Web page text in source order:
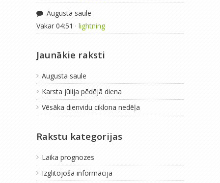
Augusta saule
Vakar 04:51 · lightning
Jaunākie raksti
Augusta saule
Karsta jūlija pēdējā diena
Vēsāka dienvidu ciklona nedēļa
Rakstu kategorijas
Laika prognozes
Izglītojoša informācija